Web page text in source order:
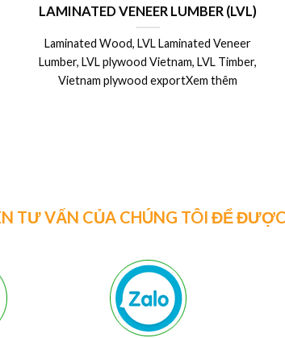
LUMBER (LVL)
Veneer
LVL Timber,
thêm
Nhà máy sản xuất
Nhà máy sản xuất ván
Nhật, Úc, Mỹ,
TƯ VẤN CỦA CHÚNG TÔI ĐỂ